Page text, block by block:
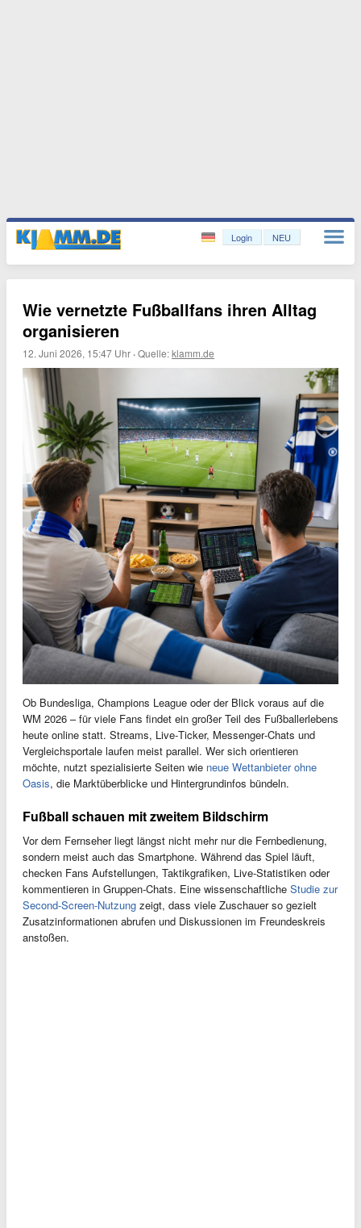
Login NEU
Wie vernetzte Fußballfans ihren Alltag
organisieren
12. Juni 2026, 15:47 Uhr ·Quelle:klamm.de
Ob Bundesliga, Champions League oder der Blick voraus auf die
WM 2026 – für viele Fans findet ein großer Teil des Fußballerlebens
heute online statt. Streams, Live‑Ticker, Messenger‑Chats und
Vergleichsportale laufen meist parallel. Wer sich orientieren
möchte, nutzt spezialisierte Seiten wie neue Wettanbieter ohne
Oasis, die Marktüberblicke und Hintergrundinfos bündeln.
Fußball schauen mit zweitem Bildschirm
Vor dem Fernseher liegt längst nicht mehr nur die Fernbedienung,
sondern meist auch das Smartphone. Während das Spiel läuft,
checken Fans Aufstellungen, Taktikgrafiken, Live‑Statistiken oder
kommentieren in Gruppen‑Chats. Eine wissenschaftliche Studie zur
Second-Screen-Nutzung zeigt, dass viele Zuschauer so gezielt
Zusatzinformationen abrufen und Diskussionen im Freundeskreis
anstoßen.